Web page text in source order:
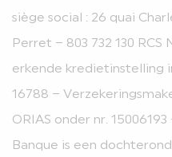
siège social : 26 quai
Perret – 803 732 130
erkende kredietinstelling
16788 –
ORIAS onder nr.
Banque is een